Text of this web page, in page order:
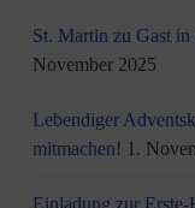
St. Martin zu Gast
November 2025
Lebendiger
mitmachen! 1.
Einladung zur